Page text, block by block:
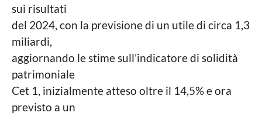
sui risultati
del 2024, con la previsione di un utile di circa 1,3
miliardi,
aggiornando le stime sull’indicatore di solidità
patrimoniale
Cet 1, inizialmente atteso oltre il 14,5% e ora
previsto a un